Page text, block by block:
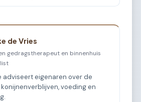
de Vries
gedragstherapeut en binnenhuis
adviseert eigenaren over de
voeding en